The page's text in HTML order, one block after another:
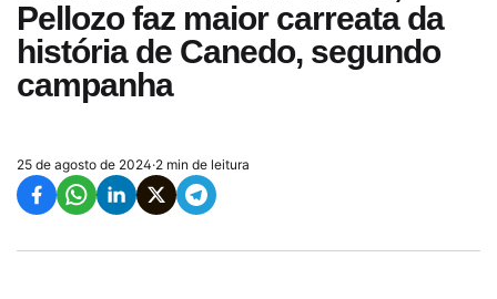
Pellozo faz maior carreata da
história de Canedo, segundo
campanha
25 de agosto de 2024·2 min de leitura
pod020